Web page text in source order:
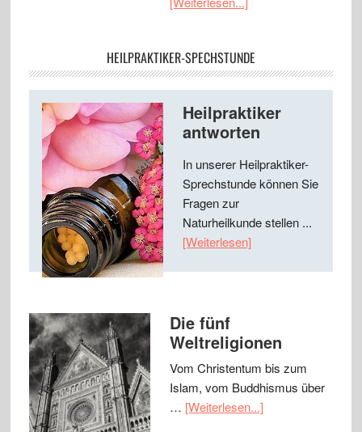
HEILPRAKTIKER-SPECHSTUNDE
Heilpraktiker
antworten
In unserer Heilpraktiker-
Sprechstunde können Sie
Fragen zur
Naturheilkunde stellen ...
[Weiterlesen]
Die fünf
Weltreligionen
Vom Christentum bis zum
Islam, vom Buddhismus über
… [Weiterlesen...]